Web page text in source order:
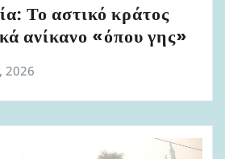
Το αστικό κράτος
ανίκανο «όπου γης»
2026